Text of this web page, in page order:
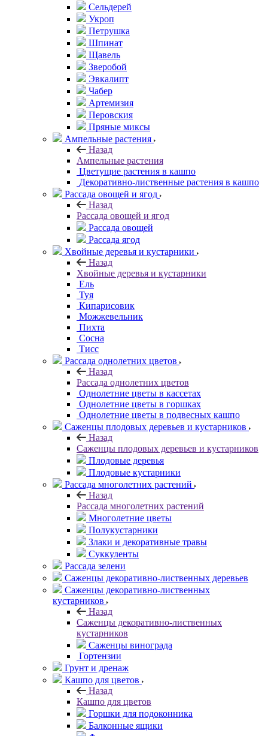
Сельдерей
Укроп
Петрушка
Шпинат
Щавель
Зверобой
Эвкалипт
Чабер
Артемизия
Перовския
Пряные миксы
Ампельные растения
Назад
Ампельные растения
Цветущие растения в кашпо
Декоративно-лиственные растения в кашпо
Рассада овощей и ягод
Назад
Рассада овощей и ягод
Рассада овощей
Рассада ягод
Хвойные деревья и кустарники
Назад
Хвойные деревья и кустарники
Ель
Туя
Кипарисовик
Можжевельник
Пихта
Сосна
Тисc
Рассада однолетних цветов
Назад
Рассада однолетних цветов
Однолетние цветы в кассетах
Однолетние цветы в горшках
Однолетние цветы в подвесных кашпо
Саженцы плодовых деревьев и кустарников
Назад
Саженцы плодовых деревьев и кустарников
Плодовые деревья
Плодовые кустарники
Рассада многолетних растений
Назад
Рассада многолетних растений
Многолетние цветы
Полукустарники
Злаки и декоративные травы
Суккуленты
Рассада зелени
Саженцы декоративно-лиственных деревьев
Саженцы декоративно-лиственных
кустарников
Назад
Саженцы декоративно-лиственных
кустарников
Саженцы винограда
Гортензии
Грунт и дренаж
Кашпо для цветов
Назад
Кашпо для цветов
Горшки для подоконника
Балконные ящики